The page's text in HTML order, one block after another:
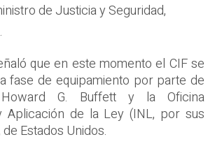
de Justicia y Seguridad,
que en este momento el CIF se
fase de equipamiento por parte de
G. Buffett y la Oficina
Aplicación de la Ley (INL, por sus
Estados Unidos.